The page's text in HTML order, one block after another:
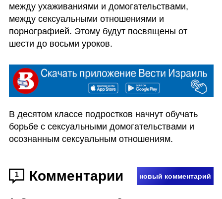
между ухаживаниями и домогательствами,
между сексуальными отношениями и
порнографией. Этому будут посвящены от
шести до восьми уроков.
В десятом классе подростков начнут обучать
борьбе с сексуальными домогательствами и
осознанным сексуальным отношениям.
1 Комментарии новый комментарий